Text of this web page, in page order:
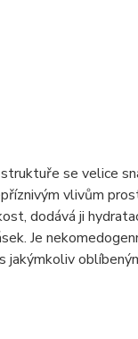
se velice
vlivům
dodává ji
Je